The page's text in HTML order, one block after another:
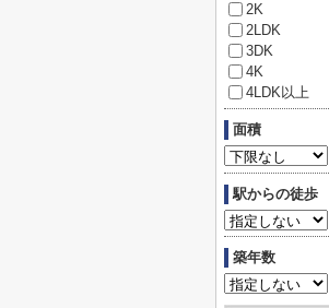
2K
2LDK
3DK
4K
4LDK以上
面積
駅からの徒歩
築年数